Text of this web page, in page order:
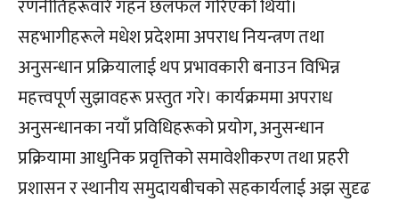
रणनीतिहरूवारे गहन छलफल गरिएको थियो।
सहभागीहरूले मधेश प्रदेशमा अपराध नियन्त्रण तथा
अनुसन्धान प्रक्रियालाई थप प्रभावकारी बनाउन विभिन्न
महत्त्वपूर्ण सुझावहरू प्रस्तुत गरे। कार्यक्रममा अपराध
अनुसन्धानका नयाँ प्रविधिहरूको प्रयोग, अनुसन्धान
प्रक्रियामा आधुनिक प्रवृत्तिको समावेशीकरण तथा प्रहरी
प्रशासन र स्थानीय समुदायबीचको सहकार्यलाई अझ सुदृढ